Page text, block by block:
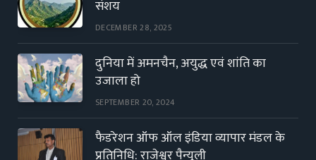
संशय
DECEMBER 28, 2025
दुनिया में अमनचैन, अयुद्ध एवं शांति का
उजाला हो
SEPTEMBER 20, 2024
फैडरेशन ऑफ ऑल इंडिया व्यापार मंडल के
प्रतिनिधि: राजेश्वर पैन्यूली